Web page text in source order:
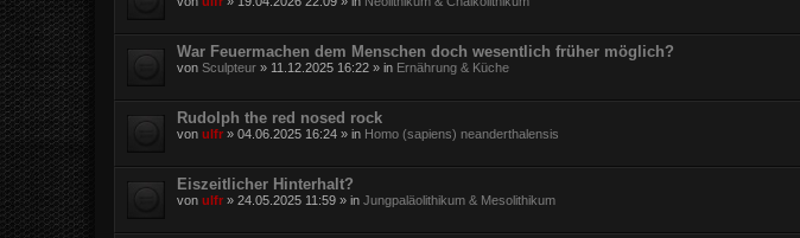
War Feuermachen dem Menschen doch wesentlich früher möglich?
von Sculpteur » 11.12.2025 16:22 » in Ernährung & Küche
Rudolph the red nosed rock
von ulfr » 04.06.2025 16:24 » in Homo (sapiens) neanderthalensis
Eiszeitlicher Hinterhalt?
von ulfr » 24.05.2025 11:59 » in Jungpaläolithikum & Mesolithikum